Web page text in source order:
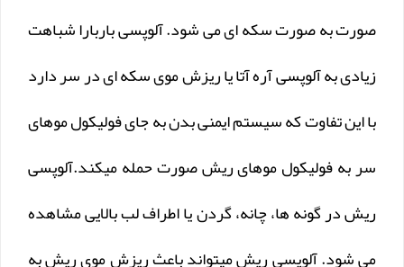
صورت به صورت سکه ای می شود. آلوپسی باربارا شباهت
زیادی به آلوپسی آره آتا یا ریزش موی سکه ای در سر دارد
با این تفاوت که سیستم ایمنی بدن به جای فولیکول موهای
سر به فولیکول موهای ریش صورت حمله میکند.آلوپسی
ریش در گونه ها، چانه، گردن یا اطراف لب بالایی مشاهده
می شود. آلوپسی ریش میتواند باعث ریزش موی ریش به